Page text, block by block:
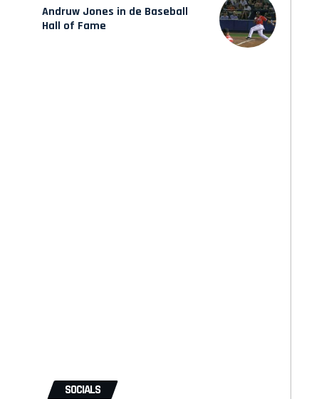
Andruw Jones in de Baseball
Hall of Fame
SOCIALS